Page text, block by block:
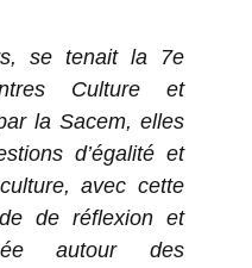
se tenait la 7e
Culture et
la Sacem, elles
d’égalité et
avec cette
de réflexion et
autour des